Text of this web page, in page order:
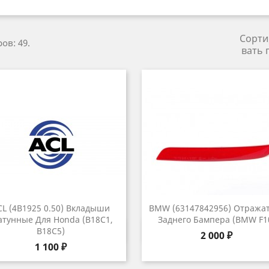
49.
вать
(4B1925 0.50) Вкладыши
Для Honda (B18C1,
B18C5)
Цена
1 100 ₽
Быстрый просмотр
BMW (63147842956)
Заднего Бампера (BMW
Цена
2 000 ₽
Быстрый просмотр